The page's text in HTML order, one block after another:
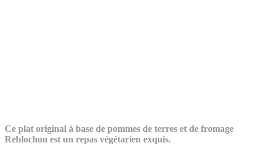
Ce plat original à base de pommes de terres et de fromage
Reblochon est un repas végétarien exquis.